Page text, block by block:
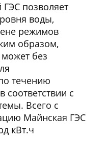
позволяет
воды,
режимов
образом,
без
течению
с
Всего с
Майнская ГЭС
кВт.ч